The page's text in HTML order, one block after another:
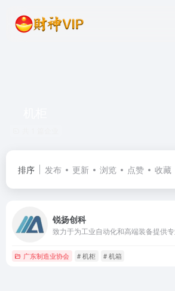
排序 发布 更新 浏览 点赞 收藏
锐扬创科
致力于为工业自动化和高端装备提供
广东制造业协会 # 机柜 # 机箱